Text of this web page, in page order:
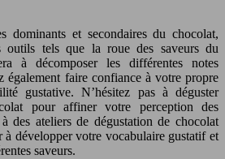
dominants et secondaires du chocolat,
outils tels que la roue des saveurs du
à décomposer les différentes notes
également faire confiance à votre propre
gustative. N’hésitez pas à déguster
pour affiner votre perception des
des ateliers de dégustation de chocolat
à développer votre vocabulaire gustatif et
saveurs.